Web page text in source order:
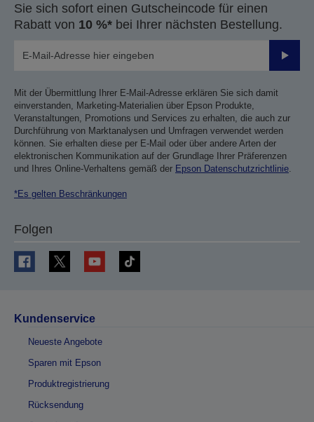
Sie sich sofort einen Gutscheincode für einen
Rabatt von 10 %* bei Ihrer nächsten Bestellung.
Mit der Übermittlung Ihrer E-Mail-Adresse erklären Sie sich damit
einverstanden, Marketing-Materialien über Epson Produkte,
Veranstaltungen, Promotions und Services zu erhalten, die auch zur
Durchführung von Marktanalysen und Umfragen verwendet werden
können. Sie erhalten diese per E-Mail oder über andere Arten der
elektronischen Kommunikation auf der Grundlage Ihrer Präferenzen
und Ihres Online-Verhaltens gemäß der Epson Datenschutzrichtlinie.
*Es gelten Beschränkungen
Folgen
Kundenservice
Neueste Angebote
Sparen mit Epson
Produktregistrierung
Rücksendung